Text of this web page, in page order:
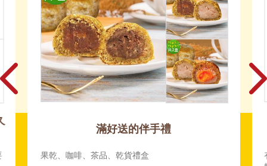
【有故事的畢業季】紀錄人生的畢業禮
有些告別沒有典禮🌙🍃 無論是關係的轉身、心境的